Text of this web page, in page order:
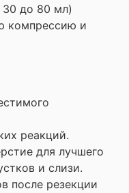
30 до 80 мл)
компрессию и
реакций.
для лучшего
и слизи.
после резекции